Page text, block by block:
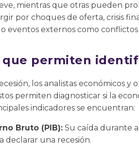
mientras que otras pueden
por choques de oferta, crisis
eventos externos como
que permiten
los analistas económicos y
permiten diagnosticar si la
indicadores se encuentran:
Bruto (PIB): Su caída durante
declarar una recesión.